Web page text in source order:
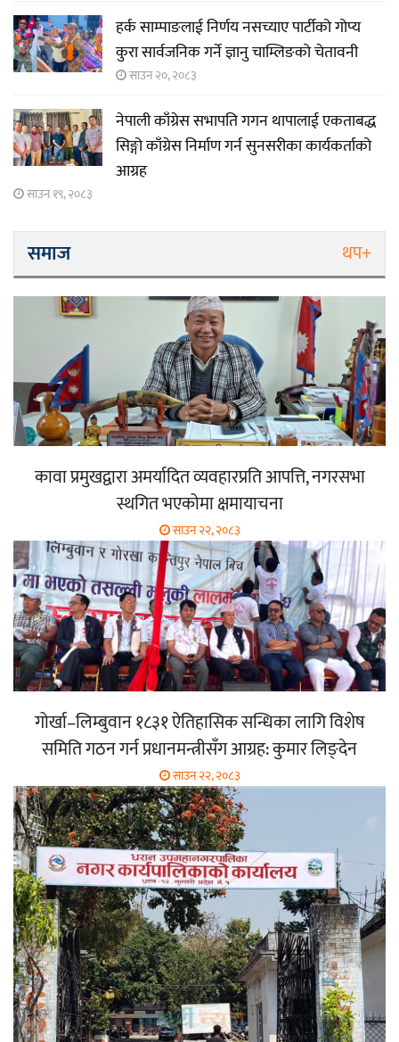
हर्क साम्पाङलाई निर्णय नसच्याए पार्टीको गोप्य
कुरा सार्वजनिक गर्ने ज्ञानु चाम्लिङको चेतावनी
साउन २०, २०८३
नेपाली काँग्रेस सभापति गगन थापालाई एकताबद्ध
सिङ्गो काँग्रेस निर्माण गर्न सुनसरीका कार्यकर्ताको
आग्रह
साउन १९, २०८३
समाज थप+
कावा प्रमुखद्वारा अमर्यादित व्यवहारप्रति आपत्ति, नगरसभा
स्थगित भएकोमा क्षमायाचना
साउन २२, २०८३
गोर्खा–लिम्बुवान १८३१ ऐतिहासिक सन्धिका लागि विशेष
समिति गठन गर्न प्रधानमन्त्रीसँग आग्रह: कुमार लिङ्देन
साउन २२, २०८३